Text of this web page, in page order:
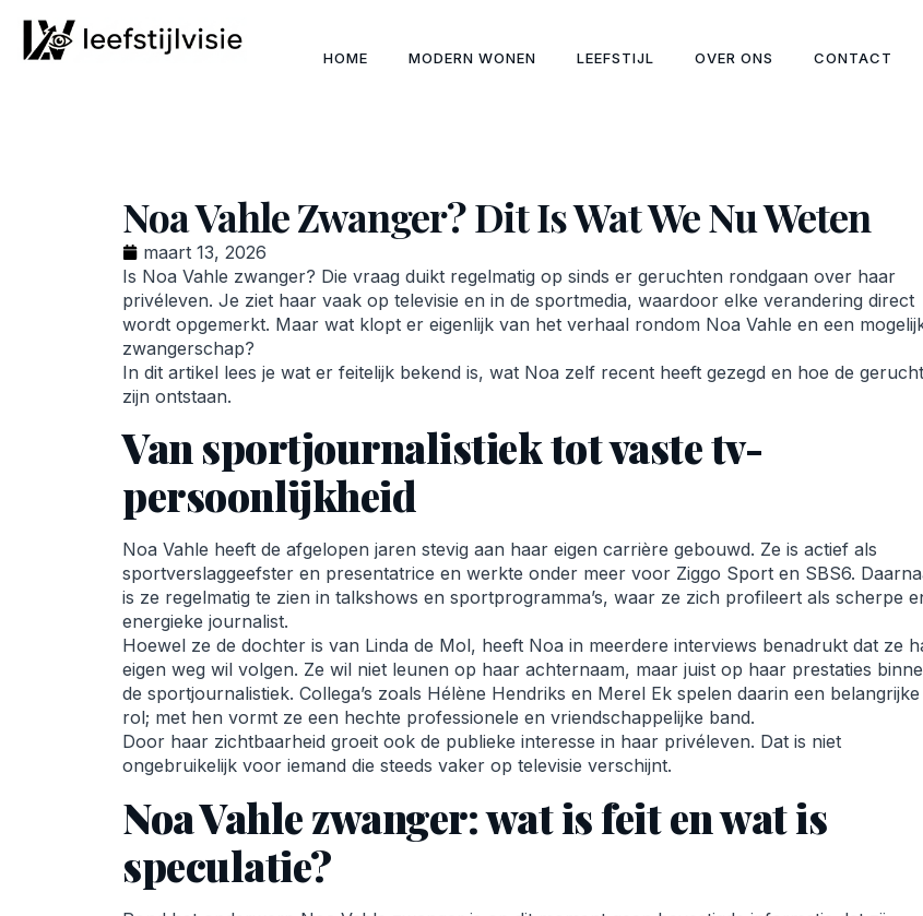
HOME MODERN WONEN LEEFSTIJL OVER ONS CONTACT
Noa Vahle Zwanger? Dit Is Wat We Nu Weten
maart 13, 2026
Is Noa Vahle zwanger? Die vraag duikt regelmatig op sinds er geruchten rondgaan over haar
privéleven. Je ziet haar vaak op televisie en in de sportmedia, waardoor elke verandering direct
wordt opgemerkt. Maar wat klopt er eigenlijk van het verhaal rondom Noa Vahle en een
zwangerschap?
In dit artikel lees je wat er feitelijk bekend is, wat Noa zelf recent heeft gezegd en hoe de
zijn ontstaan.
Van sportjournalistiek tot vaste tv-
persoonlijkheid
Noa Vahle heeft de afgelopen jaren stevig aan haar eigen carrière gebouwd. Ze is actief als
sportverslaggeefster en presentatrice en werkte onder meer voor Ziggo Sport en SBS6.
is ze regelmatig te zien in talkshows en sportprogramma’s, waar ze zich profileert als scherpe
energieke journalist.
Hoewel ze de dochter is van Linda de Mol, heeft Noa in meerdere interviews benadrukt dat ze
eigen weg wil volgen. Ze wil niet leunen op haar achternaam, maar juist op haar prestaties
de sportjournalistiek. Collega’s zoals Hélène Hendriks en Merel Ek spelen daarin een belangrijke
rol; met hen vormt ze een hechte professionele en vriendschappelijke band.
Door haar zichtbaarheid groeit ook de publieke interesse in haar privéleven. Dat is niet
ongebruikelijk voor iemand die steeds vaker op televisie verschijnt.
Noa Vahle zwanger: wat is feit en wat is
speculatie?